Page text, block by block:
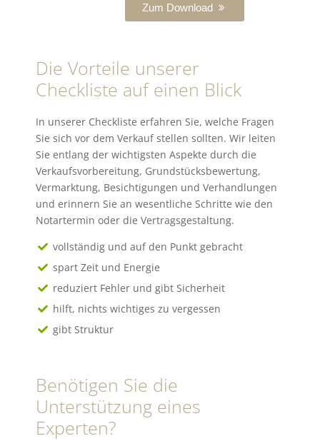
Zum Download
Die Vorteile unserer
Checkliste auf einen Blick
In unserer Checkliste erfahren Sie, welche Fragen
Sie sich vor dem Verkauf stellen sollten. Wir leiten
Sie entlang der wichtigsten Aspekte durch die
Verkaufsvorbereitung, Grundstücksbewertung,
Vermarktung, Besichtigungen und Verhandlungen
und erinnern Sie an wesentliche Schritte wie den
Notartermin oder die Vertragsgestaltung.
vollständig und auf den Punkt gebracht
spart Zeit und Energie
reduziert Fehler und gibt Sicherheit
hilft, nichts wichtiges zu vergessen
gibt Struktur
Benötigen Sie die
Unterstützung eines
Experten?